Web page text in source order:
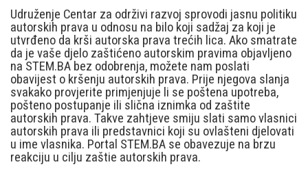
Udruženje Centar za održivi razvoj sprovodi jasnu politiku
autorskih prava u odnosu na bilo koji sadžaj za koji je
utvrđeno da krši autorska prava trećih lica. Ako smatrate
da je vaše djelo zaštićeno autorskim pravima objavljeno
na STEM.BA bez odobrenja, možete nam poslati
obavijest o kršenju autorskih prava. Prije njegova slanja
svakako provjerite primjenjuje li se poštena upotreba,
pošteno postupanje ili slična iznimka od zaštite
autorskih prava. Takve zahtjeve smiju slati samo vlasnici
autorskih prava ili predstavnici koji su ovlašteni djelovati
u ime vlasnika. Portal STEM.BA se obavezuje na brzu
reakciju u cilju zaštie autorskih prava.